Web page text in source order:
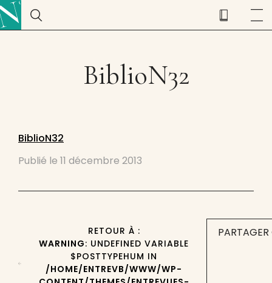
BiblioN32
BiblioN32
Publié le 11 décembre 2013
RETOUR À :
WARNING: UNDEFINED VARIABLE
$POSTTYPEHUM IN
/HOME/ENTREVB/WWW/WP-